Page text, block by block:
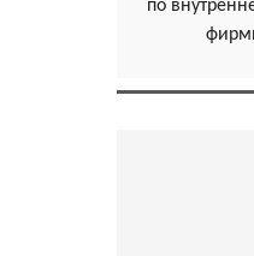
по